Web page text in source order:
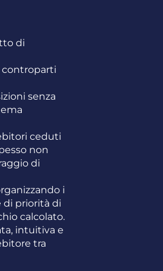
di
controparti
senza
ceduti
non
di
i
di priorità di
calcolato.
intuitiva e
tra